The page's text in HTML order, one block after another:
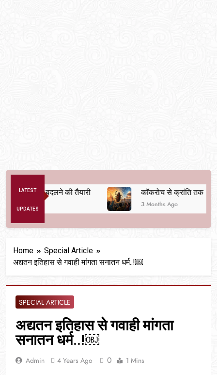
LATEST
UPDATES
व्यवस्था बदलने की तैयारी कॉकरोच से क्रांति तक
3 Months Ago
Home
Special Article
अद्यतन इतिहास से गवाही मांगता सनातन धर्म..!￼
SPECIAL ARTICLE
अद्यतन इतिहास से गवाही मांगता
सनातन धर्म..!￼
Admin 4 Years Ago 0 1 Mins